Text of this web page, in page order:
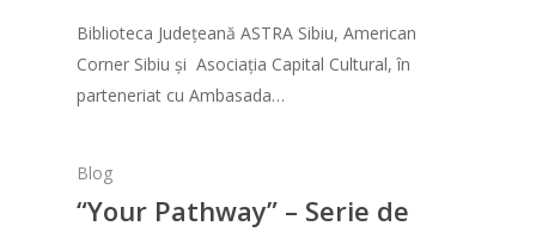
Biblioteca Județeană ASTRA Sibiu, American
Corner Sibiu și Asociația Capital Cultural, în
parteneriat cu Ambasada…
Blog
“Your Pathway” – Serie de